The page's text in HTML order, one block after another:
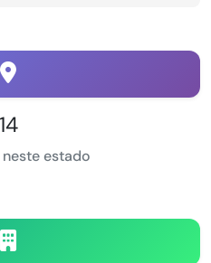
14
estado